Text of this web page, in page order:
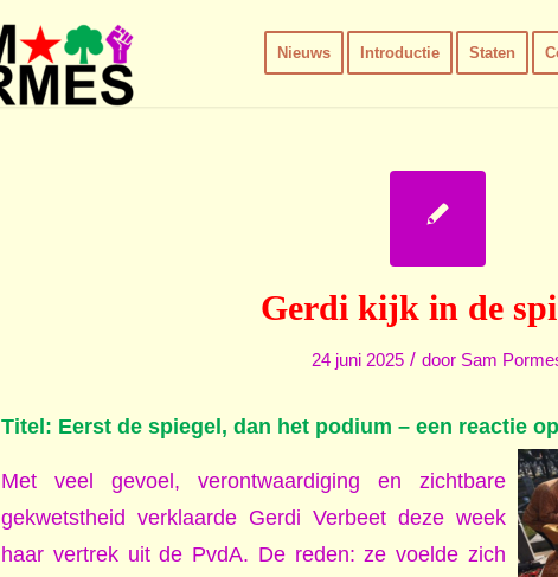
Nieuws Introductie Staten
Gerdi kijk in de
24 juni 2025 / door Sam
Titel: Eerst de spiegel, dan het podium – een reactie
Met veel gevoel, verontwaardiging en zichtbare
gekwetstheid verklaarde Gerdi Verbeet deze week
haar vertrek uit de PvdA. De reden: ze voelde zich